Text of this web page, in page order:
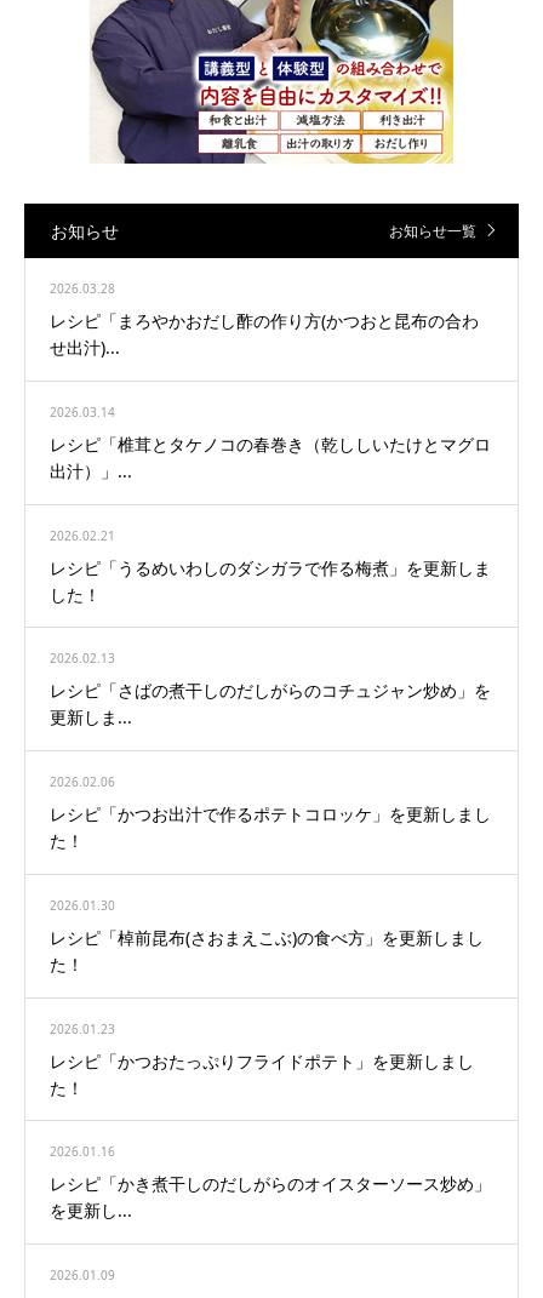
お知らせ お知らせ一覧
2026.03.28
レシピ「まろやかおだし酢の作り方(かつおと昆布の合わ
せ出汁)...
2026.03.14
レシピ「椎茸とタケノコの春巻き（乾ししいたけとマグロ
出汁）」...
2026.02.21
レシピ「うるめいわしのダシガラで作る梅煮」を更新しま
した！
2026.02.13
レシピ「さばの煮干しのだしがらのコチュジャン炒め」を
更新しま...
2026.02.06
レシピ「かつお出汁で作るポテトコロッケ」を更新しまし
た！
2026.01.30
レシピ「棹前昆布(さおまえこぶ)の食べ方」を更新しまし
た！
2026.01.23
レシピ「かつおたっぷりフライドポテト」を更新しまし
た！
2026.01.16
レシピ「かき煮干しのだしがらのオイスターソース炒め」
を更新し...
2026.01.09